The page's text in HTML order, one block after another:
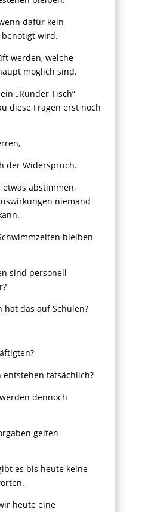
dafür kein
benötigt wird.
werden, welche
möglich sind.
„Runder Tisch“
diese Fragen erst noch
der Widerspruch.
abstimmen,
niemand
bleiben
sind personell
hat das auf Schulen?
entstehen tatsächlich?
dennoch
gelten
es bis heute keine
heute eine